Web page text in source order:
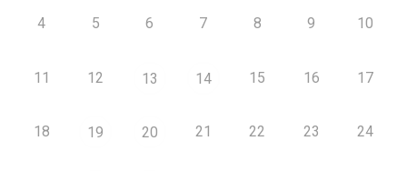
4 5 6 7 8 9 10
11 12 13 14 15 16 17
18 19 20 21 22 23 24